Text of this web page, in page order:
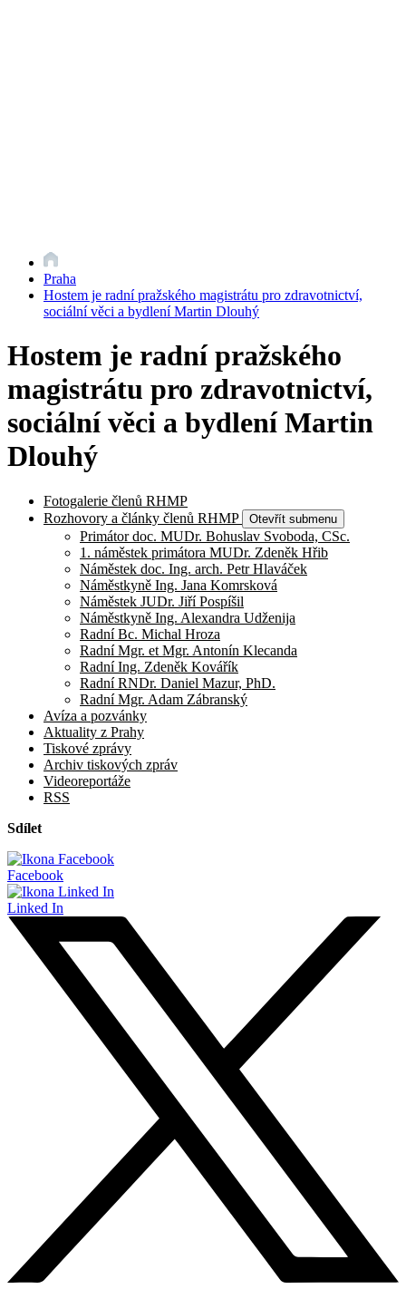
Praha
Hostem je radní pražského magistrátu pro zdravotnictví,
sociální věci a bydlení Martin Dlouhý
Hostem je radní pražského
magistrátu pro zdravotnictví,
sociální věci a bydlení Martin
Dlouhý
Fotogalerie členů RHMP
Rozhovory a články členů RHMP
Otevřít submenu
Primátor doc. MUDr. Bohuslav Svoboda, CSc.
1. náměstek primátora MUDr. Zdeněk Hřib
Náměstek doc. Ing. arch. Petr Hlaváček
Náměstkyně Ing. Jana Komrsková
Náměstek JUDr. Jiří Pospíšil
Náměstkyně Ing. Alexandra Udženija
Radní Bc. Michal Hroza
Radní Mgr. et Mgr. Antonín Klecanda
Radní Ing. Zdeněk Kovářík
Radní RNDr. Daniel Mazur, PhD.
Radní Mgr. Adam Zábranský
Avíza a pozvánky
Aktuality z Prahy
Tiskové zprávy
Archiv tiskových zpráv
Videoreportáže
RSS
Sdílet
Facebook
Linked In